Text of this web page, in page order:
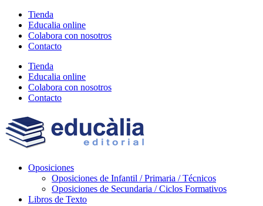
contenido
Tienda
Educalia online
Colabora con nosotros
Contacto
Tienda
Educalia online
Colabora con nosotros
Contacto
Oposiciones
Oposiciones de Infantil / Primaria / Técnicos
Oposiciones de Secundaria / Ciclos Formativos
Libros de Texto